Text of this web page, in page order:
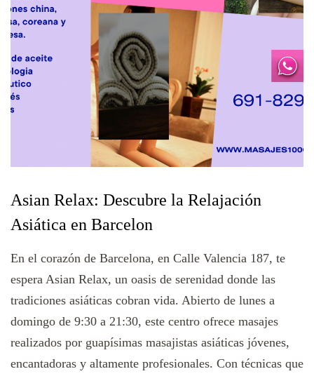
Asian Relax: Descubre la Relajación
Asiática en Barcelon
En el corazón de Barcelona, en Calle Valencia 187, te
espera Asian Relax, un oasis de serenidad donde las
tradiciones asiáticas cobran vida. Abierto de lunes a
domingo de 9:30 a 21:30, este centro ofrece masajes
realizados por guapísimas masajistas asiáticas jóvenes,
encantadoras y altamente profesionales. Con técnicas que